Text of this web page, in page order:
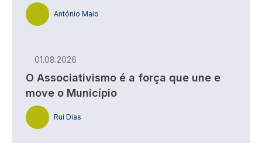
António Maio
01.08.2026
O Associativismo é a força que une e
move o Município
Rui Dias